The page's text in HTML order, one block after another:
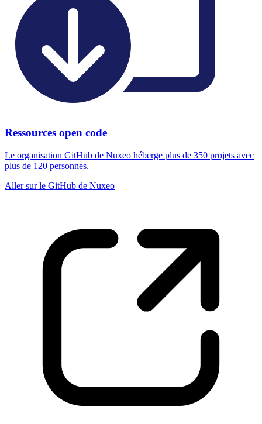
Ressources open code
Le organisation GitHub de Nuxeo héberge plus de 350 projets avec
plus de 120 personnes.
Aller sur le GitHub de Nuxeo